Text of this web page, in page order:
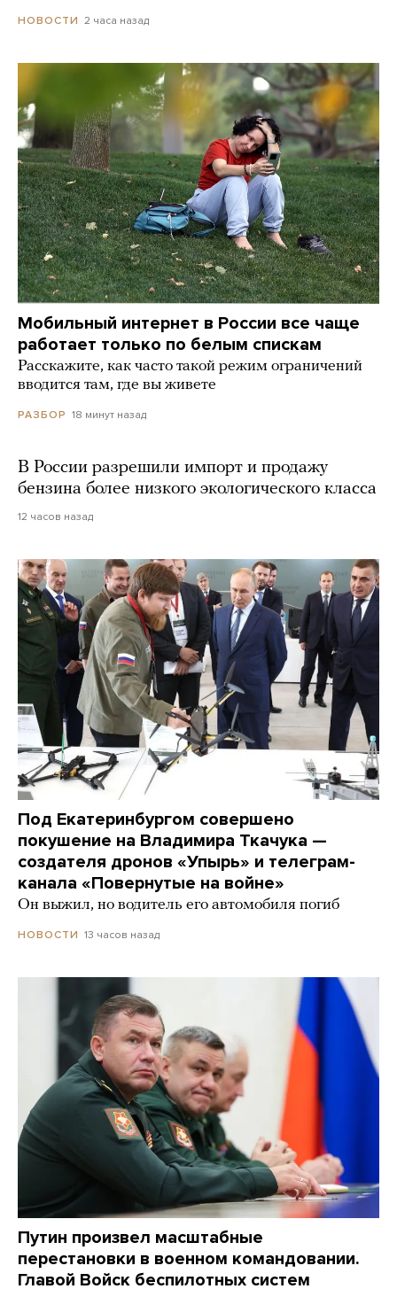
НОВОСТИ 2 часа назад
Мобильный интернет в России все чаще
работает только по белым спискам
Расскажите, как часто такой режим ограничений
вводится там, где вы живете
РАЗБОР 18 минут назад
В России разрешили импорт и продажу
бензина более низкого экологического класса
12 часов назад
Под Екатеринбургом совершено
покушение на Владимира Ткачука —
создателя дронов «Упырь» и телеграм-
канала «Повернутые на войне»
Он выжил, но водитель его автомобиля погиб
НОВОСТИ 13 часов назад
Путин произвел масштабные
перестановки в военном командовании.
Главой Войск беспилотных систем